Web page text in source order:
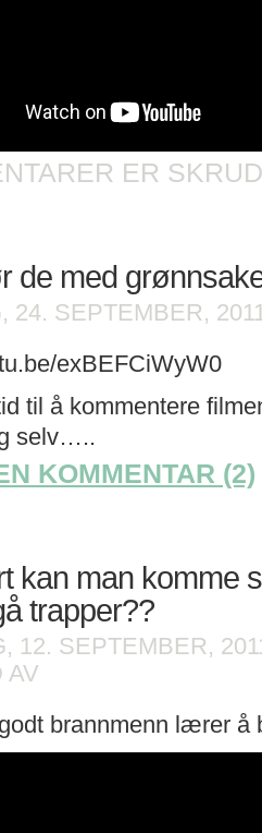
ER
de med
24. SEPTEMBER,
exBEFCiWyW0
til å kommentere
selv…..
KOMMENTAR (2)
kan man komme
trapper??
12. SEPTEMBER,
AV
KAN
MAN
KOMME
brannmenn lærer å